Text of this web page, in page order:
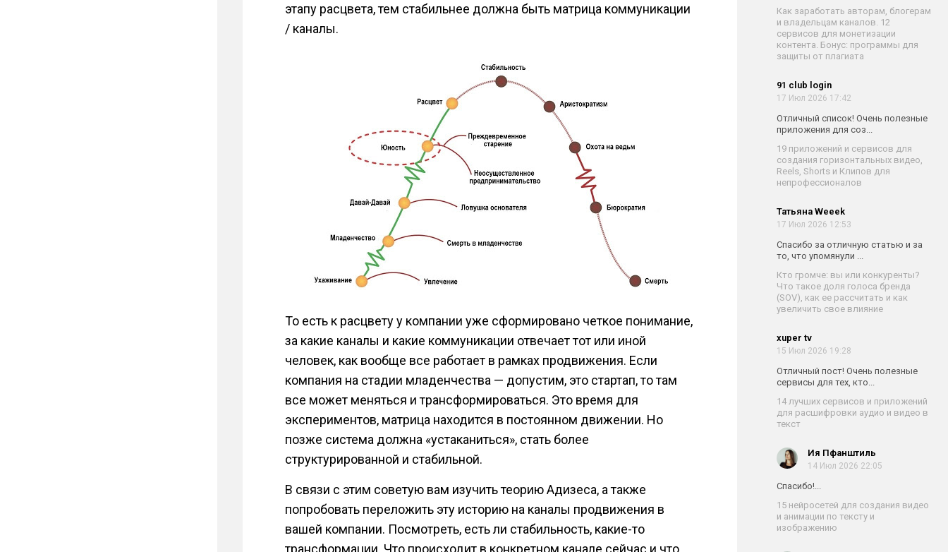
Как заработать авторам, блогерам
и владельцам каналов. 12
сервисов для монетизации
контента. Бонус: программы для
защиты от плагиата
91 club login
17 Июл 2026 17:42
Отличный список! Очень полезные
приложения для соз...
19 приложений и сервисов для
создания горизонтальных видео,
Reels, Shorts и Клипов для
непрофессионалов
Татьяна Weeek
17 Июл 2026 12:53
Спасибо за отличную статью и за
то, что упомянули ...
Кто громче: вы или конкуренты?
Что такое доля голоса бренда
(SOV), как ее рассчитать и как
увеличить свое влияние
xuper tv
15 Июл 2026 19:28
Отличный пост! Очень полезные
сервисы для тех, кто...
14 лучших сервисов и приложений
для расшифровки аудио и видео в
текст
Ия Пфанштиль
14 Июл 2026 22:05
Спасибо!...
15 нейросетей для создания видео
и анимации по тексту и
изображению
этапу расцвета, тем стабильнее должна быть матрица коммуникации
/ каналы.
То есть к расцвету у компании уже сформировано четкое понимание,
за какие каналы и какие коммуникации отвечает тот или иной
человек, как вообще все работает в рамках продвижения. Если
компания на стадии младенчества — допустим, это стартап, то там
все может меняться и трансформироваться. Это время для
экспериментов, матрица находится в постоянном движении. Но
позже система должна «устаканиться», стать более
структурированной и стабильной.
В связи с этим советую вам изучить теорию Адизеса, а также
попробовать переложить эту историю на каналы продвижения в
вашей компании. Посмотреть, есть ли стабильность, какие-то
трансформации. Что происходит в конкретном канале сейчас и что